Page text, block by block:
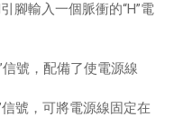
腳輸入一個脈衝的“H”電
號，配備了使電源線
號，可將電源線固定在